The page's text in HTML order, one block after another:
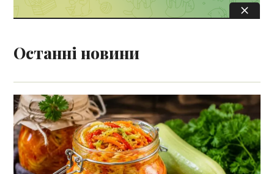
Останні новини